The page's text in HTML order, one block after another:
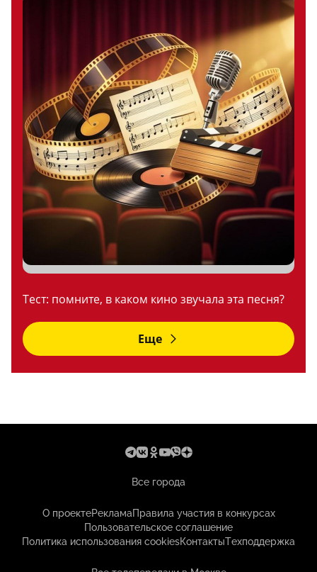
Тест: помните, в каком кино звучала эта песня?
Еще
Все города
О проектеРекламаПравила участия в конкурсах
Пользовательское соглашение
Политика использования cookiesКонтактыТехподдержка